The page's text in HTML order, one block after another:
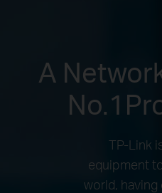
A
TP-Link
equipment
world,